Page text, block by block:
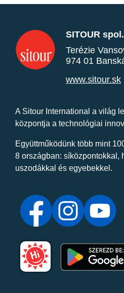
SITOUR
Terézie
974 01
www.sitour.sk
A Sitour International a világ
központja a technológiai
Együttműködünk több mint
8 országban: síközpontokkal,
uszodákkal és egyebekkel.